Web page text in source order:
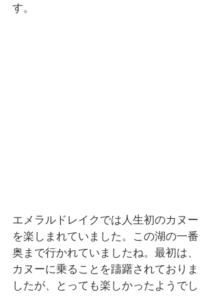
す。
エメラルドレイクでは人生初のカヌー
を楽しまれていました。この湖の一番
奥まで行かれていましたね。最初は、
カヌーに乗ることを躊躇されておりま
したが、とっても楽しかったようでし